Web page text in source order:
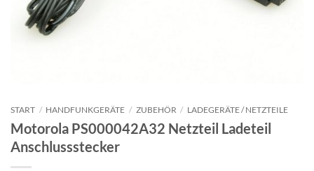
START / HANDFUNKGERÄTE / ZUBEHÖR / LADEGERÄTE / NETZTEILE
Motorola PS000042A32 Netzteil Ladeteil
Anschlussstecker